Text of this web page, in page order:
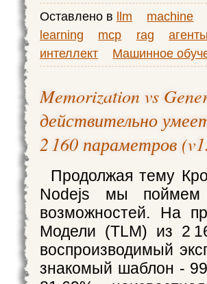
Оставлено в llm
machine
learning
mcp rag агенты
интеллект
Машинное
Memorization vs
действительно
2 160 параметров
Продолжая тему
Nodejs мы поймем
возможностей. На
Модели (TLM) из 2
воспроизводимый
знакомый шаблон -